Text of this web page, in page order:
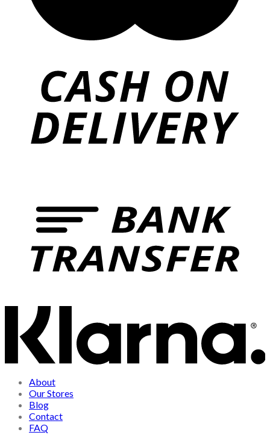
About
Our Stores
Blog
Contact
FAQ